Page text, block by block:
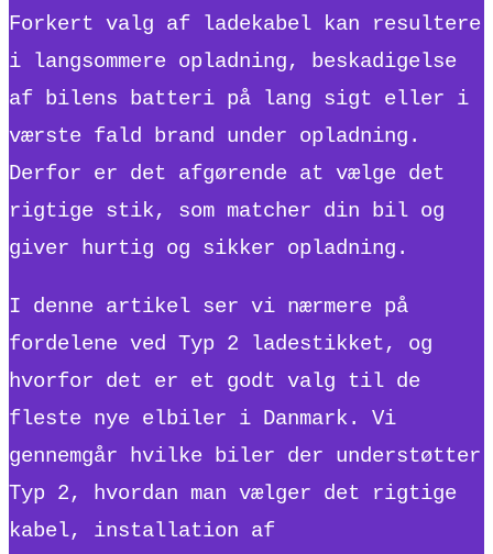
Forkert valg af ladekabel kan resultere
i langsommere opladning, beskadigelse
af bilens batteri på lang sigt eller i
værste fald brand under opladning.
Derfor er det afgørende at vælge det
rigtige stik, som matcher din bil og
giver hurtig og sikker opladning.
I denne artikel ser vi nærmere på
fordelene ved Typ 2 ladestikket, og
hvorfor det er et godt valg til de
fleste nye elbiler i Danmark. Vi
gennemgår hvilke biler der understøtter
Typ 2, hvordan man vælger det rigtige
kabel, installation af